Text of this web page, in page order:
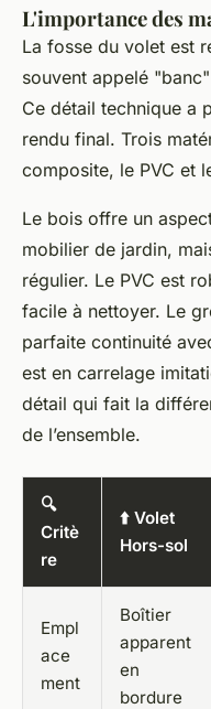
L'importance des
La fosse du volet est
souvent appelé
Ce détail technique a
rendu final. Trois
composite, le PVC et
Le bois offre un
mobilier de jardin,
régulier. Le PVC est
facile à nettoyer. Le
parfaite continuité
est en carrelage
détail qui fait la
de l’ensemble.
🔍
Critè
re
⬆️ Volet
Hors-sol
Empl
ace
ment
Boîtier
apparent
en
bordure